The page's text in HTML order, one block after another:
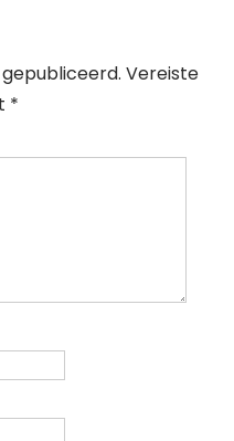
Vereiste
*